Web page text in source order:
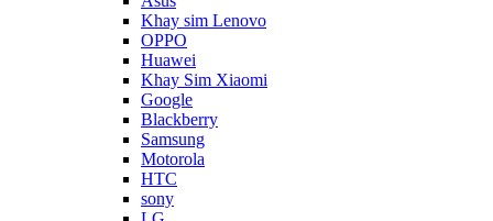
Khay sim Lenovo
OPPO
Huawei
Khay Sim Xiaomi
Google
Blackberry
Samsung
Motorola
HTC
sony